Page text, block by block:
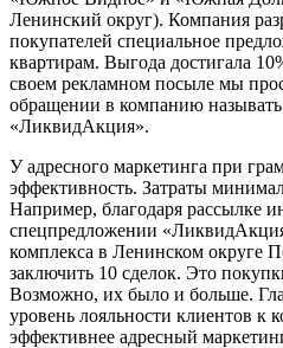
Ленинский округ). Компания
покупателей специальное
квартирам. Выгода достигала
своем рекламном посыле мы
обращении в компанию называть
«ЛиквидАкция».
У адресного маркетинга при
эффективность. Затраты
Например, благодаря рассылке
спецпредложении
комплекса в Ленинском округе
заключить 10 сделок. Это
Возможно, их было и больше.
уровень лояльности клиентов
эффективнее адресный